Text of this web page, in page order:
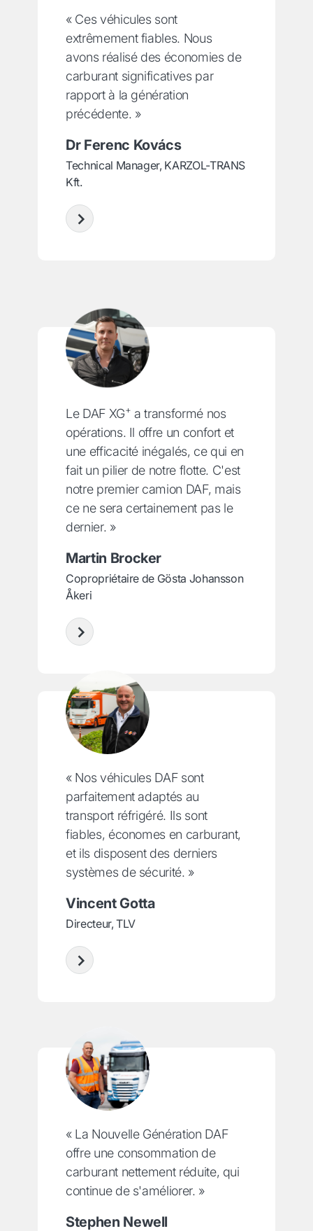
« Ces véhicules sont
extrêmement fiables. Nous
avons réalisé des économies de
carburant significatives par
rapport à la génération
précédente. »
Dr Ferenc Kovács
Technical Manager, KARZOL-TRANS
Kft.
Le DAF XG+ a transformé nos
opérations. Il offre un confort et
une efficacité inégalés, ce qui en
fait un pilier de notre flotte. C'est
notre premier camion DAF, mais
ce ne sera certainement pas le
dernier. »
Martin Brocker
Copropriétaire de Gösta Johansson
Åkeri
« Nos véhicules DAF sont
parfaitement adaptés au
transport réfrigéré. Ils sont
fiables, économes en carburant,
et ils disposent des derniers
systèmes de sécurité. »
Vincent Gotta
Directeur, TLV
« La Nouvelle Génération DAF
offre une consommation de
carburant nettement réduite, qui
continue de s'améliorer. »
Stephen Newell